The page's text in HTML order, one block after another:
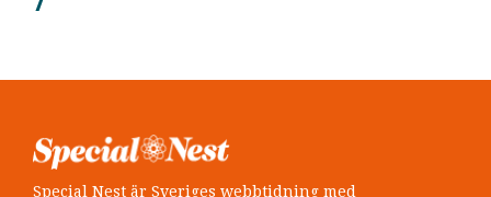
Special Nest är Sveriges webbtidning med